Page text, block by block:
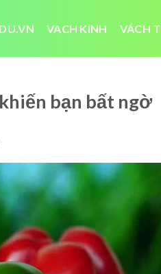
VACH KINH VÁCH
bạn bất ngờ